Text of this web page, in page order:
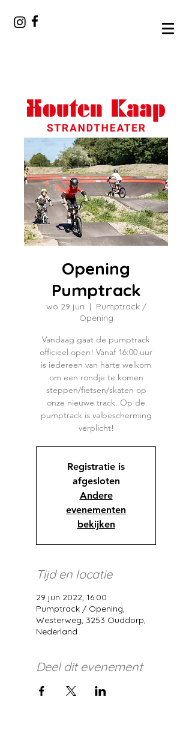
Opening
Pumptrack
wo 29 jun
  |
Pumptrack /
Opening
Vandaag gaat de pumptrack
officieel open! Vanaf 16:00 uur
is iedereen van harte welkom
om een rondje te komen
steppen/fietsen/skaten op
onze nieuwe track. Op de
pumptrack is valbescherming
verplicht!
Registratie is
afgesloten
Andere
evenementen
bekijken
Tijd en locatie
29 jun 2022, 16:00
Pumptrack / Opening,
Westerweg, 3253 Ouddorp,
Nederland
Deel dit evenement